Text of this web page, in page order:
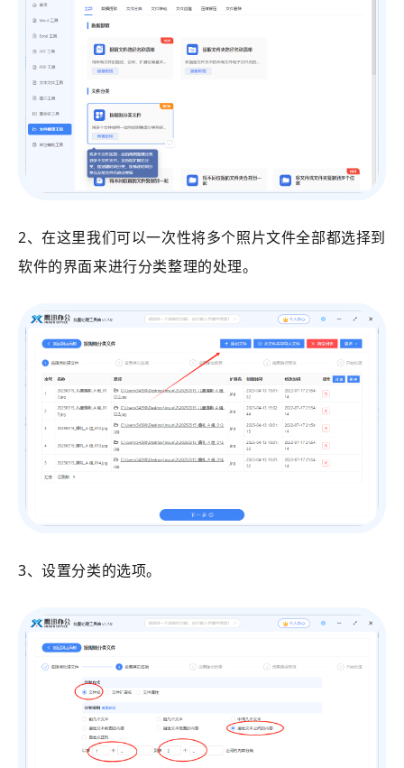
2、在这里我们可以一次性将多个照片文件全部都选择到
软件的界面来进行分类整理的处理。
3、设置分类的选项。